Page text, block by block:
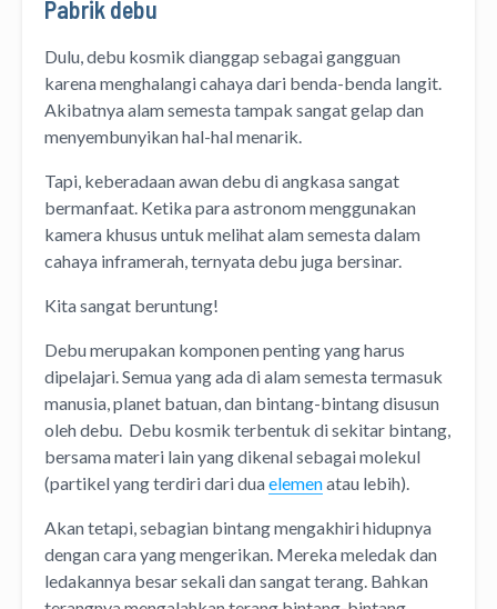
Pabrik debu
Dulu, debu kosmik dianggap sebagai gangguan
karena menghalangi cahaya dari benda-benda langit.
Akibatnya alam semesta tampak sangat gelap dan
menyembunyikan hal-hal menarik.
Tapi, keberadaan awan debu di angkasa sangat
bermanfaat. Ketika para astronom menggunakan
kamera khusus untuk melihat alam semesta dalam
cahaya inframerah, ternyata debu juga bersinar.
Kita sangat beruntung!
Debu merupakan komponen penting yang harus
dipelajari. Semua yang ada di alam semesta termasuk
manusia, planet batuan, dan bintang-bintang disusun
oleh debu. Debu kosmik terbentuk di sekitar bintang,
bersama materi lain yang dikenal sebagai molekul
(partikel yang terdiri dari duaelemenatau lebih).
Akan tetapi, sebagian bintang mengakhiri hidupnya
dengan cara yang mengerikan. Mereka meledak dan
ledakannya besar sekali dan sangat terang. Bahkan